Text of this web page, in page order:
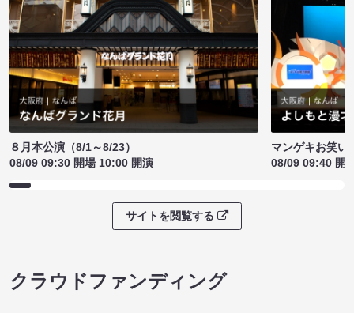
８月本公演（8/1～8/23）
08/09 09:30 開場 10:00 開演
マンゲキお笑い
08/09 09:40 開
サイトを閲覧する
クラウドファンディング